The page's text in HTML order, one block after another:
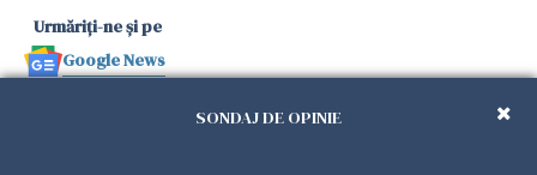
Urmăriți-ne și pe
Google News
SONDAJ DE OPINIE